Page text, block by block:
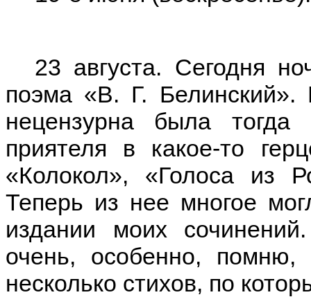
23 августа. Сегодня
поэма «В. Г.
нецензурна была
приятеля в какое-то
«Колокол», «Голоса из
Теперь из нее многое
издании моих
очень, особенно, помню,
несколько стихов, по